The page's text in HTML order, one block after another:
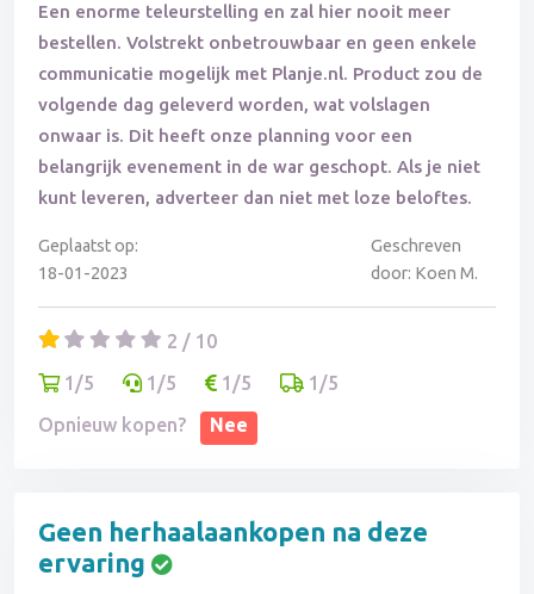
Een enorme teleurstelling en zal hier nooit meer
bestellen. Volstrekt onbetrouwbaar en geen enkele
communicatie mogelijk met Planje.nl. Product zou de
volgende dag geleverd worden, wat volslagen
onwaar is. Dit heeft onze planning voor een
belangrijk evenement in de war geschopt. Als je niet
kunt leveren, adverteer dan niet met loze beloftes.
Geplaatst op:
18-01-2023
Geschreven
door: Koen M.
2 / 10
1/5
1/5 1/5
1/5
Opnieuw kopen?
Nee
Geen herhaalaankopen na deze
ervaring